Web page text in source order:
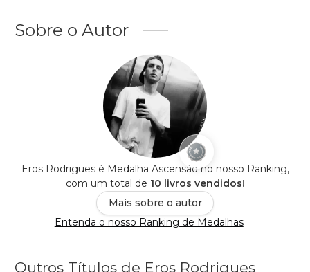
Sobre o Autor
Eros Rodrigues é Medalha Ascensão no nosso Ranking,
com um total de 10 livros vendidos!
Mais sobre o autor
Entenda o nosso Ranking de Medalhas
Outros Títulos de Eros Rodrigues